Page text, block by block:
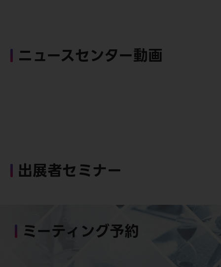
ニュースセンター動画
出展者セミナー
ミーティング予約